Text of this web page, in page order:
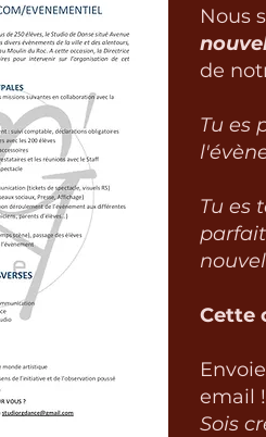
Nous
de
Tu es
Tu es
Cette
email !
Sois